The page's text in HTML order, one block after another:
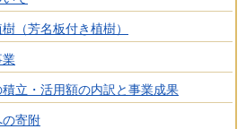
（芳名板付き植樹）
業
立・活用額の内訳と事業成果
寄附